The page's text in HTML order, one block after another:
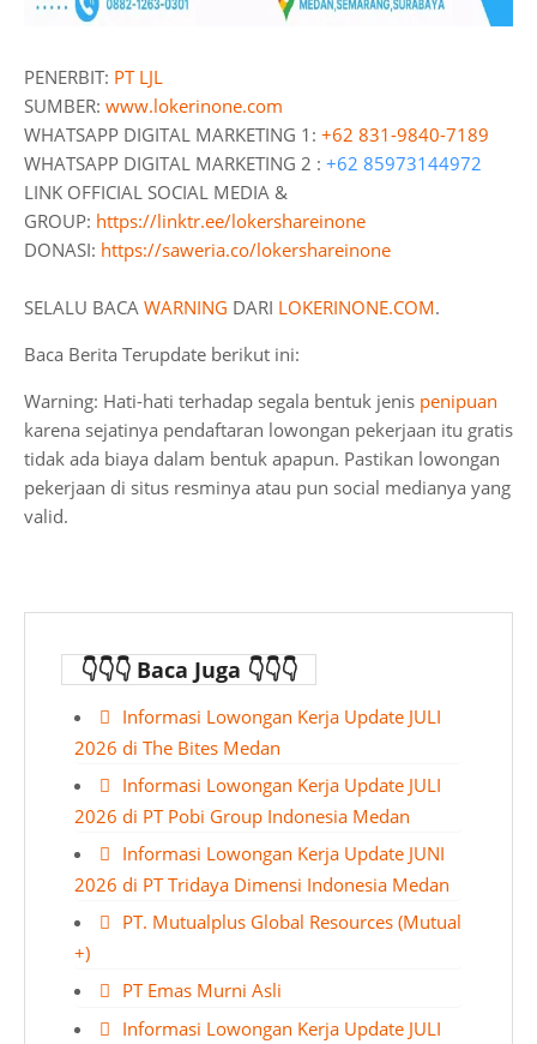
PENERBIT: PT LJL
SUMBER: www.lokerinone.com
WHATSAPP DIGITAL MARKETING 1: +62 831-9840-7189
WHATSAPP DIGITAL MARKETING 2 : +62 85973144972
LINK OFFICIAL SOCIAL MEDIA &
GROUP: https://linktr.ee/lokershareinone
DONASI: https://saweria.co/lokershareinone
SELALU BACA WARNING DARI LOKERINONE.COM.
Baca Berita Terupdate berikut ini:
Warning: Hati-hati terhadap segala bentuk jenis penipuan
karena sejatinya pendaftaran lowongan pekerjaan itu gratis
tidak ada biaya dalam bentuk apapun. Pastikan lowongan
pekerjaan di situs resminya atau pun social medianya yang
valid.
👇👇👇 Baca Juga 👇👇👇
Informasi Lowongan Kerja Update JULI
2026 di The Bites Medan
Informasi Lowongan Kerja Update JULI
2026 di PT Pobi Group Indonesia Medan
Informasi Lowongan Kerja Update JUNI
2026 di PT Tridaya Dimensi Indonesia Medan
PT. Mutualplus Global Resources (Mutual
+)
PT Emas Murni Asli
Informasi Lowongan Kerja Update JULI